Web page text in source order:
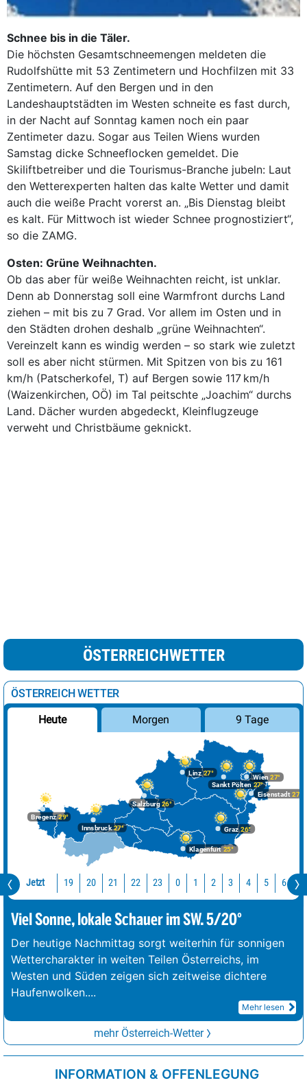
Schnee bis in die Täler.
Die höchsten Gesamtschneemengen meldeten die
Rudolfshütte mit 53 Zentimetern und Hochfilzen mit 33
Zentimetern. Auf den Bergen und in den
Landeshauptstädten im Westen schneite es fast durch,
in der Nacht auf Sonntag kamen noch ein paar
Zentimeter dazu. Sogar aus Teilen Wiens wurden
Samstag dicke Schneeflocken gemeldet. Die
Skiliftbetreiber und die Tourismus-Branche jubeln: Laut
den Wetterexperten halten das kalte Wetter und damit
auch die weiße Pracht vorerst an. „Bis Dienstag bleibt
es kalt. Für Mittwoch ist wieder Schnee prognostiziert“,
so die ZAMG.
Osten: Grüne Weihnachten.
Ob das aber für weiße Weihnachten reicht, ist unklar.
Denn ab Donnerstag soll eine Warmfront durchs Land
ziehen – mit bis zu 7 Grad. Vor allem im Osten und in
den Städten drohen deshalb „grüne Weihnachten“.
Vereinzelt kann es windig werden – so stark wie zuletzt
soll es aber nicht stürmen. Mit Spitzen von bis zu 161
km/h (Patscherkofel, T) auf Bergen sowie 117 km/h
(Waizenkirchen, OÖ) im Tal peitschte „Joachim“ durchs
Land. Dächer wurden abgedeckt, Kleinflugzeuge
verweht und Christbäume geknickt.
ÖSTERREICHWETTER
ÖSTERREICH WETTER
Heute Morgen 9 Tage
Bregenz29°
Graz26°
Innsbruck27°
Klagenfurt 25°
Linz27°
Salzburg26°
Wien 27°
Eisenstadt 27°
Sankt Pölten 27°
Jetzt 19 20 21 22 23 0 1 2 3 4 5 6 7
Viel Sonne, lokale Schauer im SW. 5/20°
Der heutige Nachmittag sorgt weiterhin für sonnigen
Wettercharakter in weiten Teilen Österreichs, im
Westen und Süden zeigen sich zeitweise dichtere
Haufenwolken....
Mehr lesen
mehr Österreich-Wetter
INFORMATION & OFFENLEGUNG